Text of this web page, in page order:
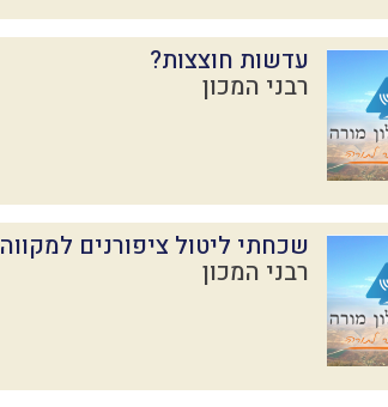
עדשות חוצצות?
רבני המכון
שכחתי ליטול ציפורנים למקווה
רבני המכון